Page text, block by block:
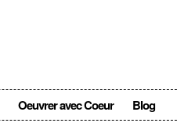
Oeuvrer avec Coeur Blog